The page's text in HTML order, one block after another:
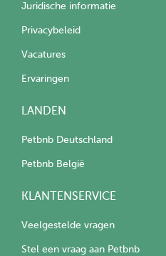
Juridische informatie
Privacybeleid
Vacatures
Ervaringen
LANDEN
Petbnb Deutschland
Petbnb België
KLANTENSERVICE
Veelgestelde vragen
Stel een vraag aan Petbnb